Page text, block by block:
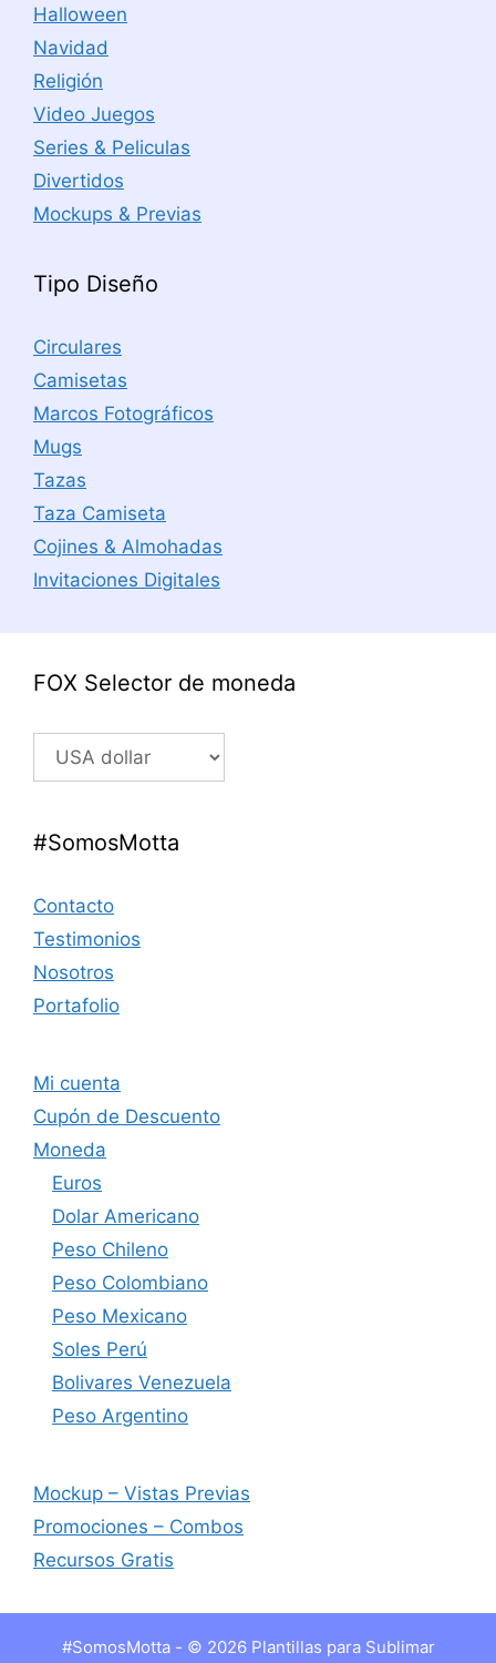
Halloween
Navidad
Religión
Video Juegos
Series & Peliculas
Divertidos
Mockups & Previas
Tipo Diseño
Circulares
Camisetas
Marcos Fotográficos
Mugs
Tazas
Taza Camiseta
Cojines & Almohadas
Invitaciones Digitales
FOX Selector de moneda
#SomosMotta
Contacto
Testimonios
Nosotros
Portafolio
Mi cuenta
Cupón de Descuento
Moneda
Euros
Dolar Americano
Peso Chileno
Peso Colombiano
Peso Mexicano
Soles Perú
Bolivares Venezuela
Peso Argentino
Mockup – Vistas Previas
Promociones – Combos
Recursos Gratis
#SomosMotta - © 2026 Plantillas para Sublimar